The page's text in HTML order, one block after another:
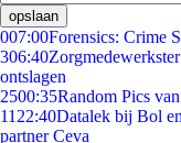
opslaan
007:00Forensics: Crime
306:40
ontslagen
2500:35Random Pics
11 22:40Datalek bij Bol
partner Ceva